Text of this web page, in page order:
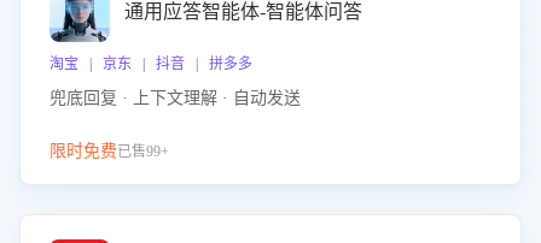
通用应答智能体-智能体问答
淘宝 | 京东 | 抖音 | 拼多多
兜底回复 · 上下文理解 · 自动发送
限时免费已售99+